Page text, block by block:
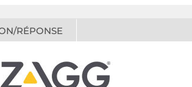
RÉPONSE